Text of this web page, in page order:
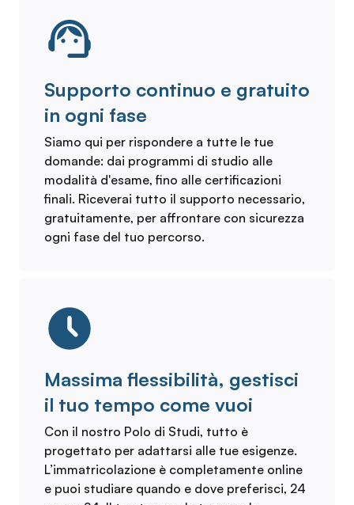
Supporto continuo e gratuito
in ogni fase
Siamo qui per rispondere a tutte le tue
domande: dai programmi di studio alle
modalità d'esame, fino alle certificazioni
finali. Riceverai tutto il supporto necessario,
gratuitamente, per affrontare con sicurezza
ogni fase del tuo percorso.
Massima flessibilità, gestisci
il tuo tempo come vuoi
Con il nostro Polo di Studi, tutto è
progettato per adattarsi alle tue esigenze.
L’immatricolazione è completamente online
e puoi studiare quando e dove preferisci, 24